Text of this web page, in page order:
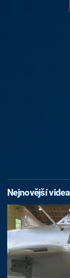
Nejnovější videa